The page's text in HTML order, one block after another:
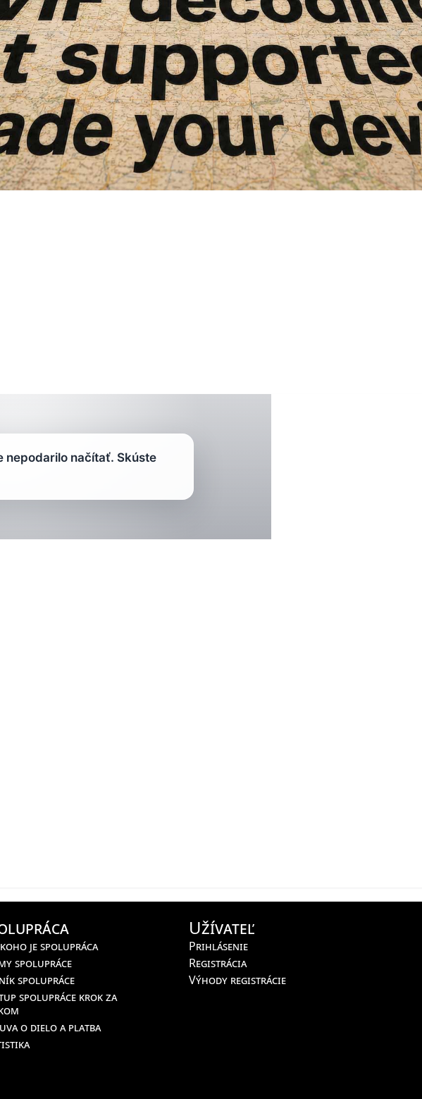
nepodarilo načítať. Skúste
je spolupráca
spolupráce
spolupráce
spolupráce krok za
o dielo a platba
Užívateľ
Prihlásenie
Registrácia
Výhody registrácie